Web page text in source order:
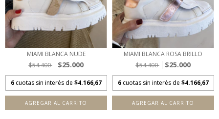
MIAMI BLANCA NUDE
$54.400
$25.000
6 cuotas sin interés de $4.166,67
AGREGAR AL CARRITO
MIAMI BLANCA ROSA BRILLO
$54.400
$25.000
6 cuotas sin interés de $4.166,67
AGREGAR AL CARRITO